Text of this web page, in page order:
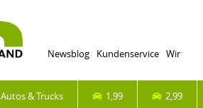
Newsblog Kundenservice Wir
Autos & Trucks 1,99 2,99